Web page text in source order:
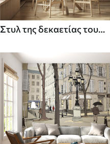
Στυλ της δεκαετίας του